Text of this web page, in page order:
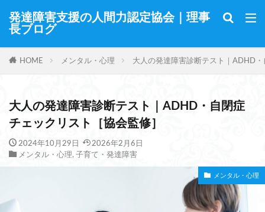
発達障害支援の人間力認定協会｜理事
長ブログ
HOME メンタル・心理 大人の発達障害診断テスト｜ADHD
大人の発達障害診断テスト｜ADHD・自閉症
チェックリスト［協会監修］
2024年10月29日
2026年2月6日
メンタル・心理, 子育て・発達障害
メンタル・心理